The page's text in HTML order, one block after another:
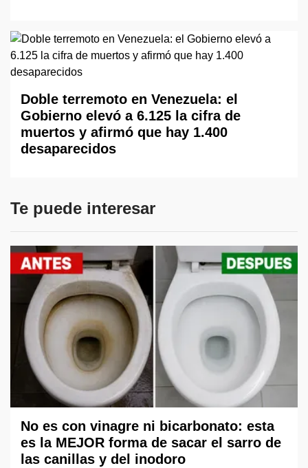
Doble terremoto en Venezuela: el
Gobierno elevó a 6.125 la cifra de
muertos y afirmó que hay 1.400
desaparecidos
Te puede interesar
No es con vinagre ni bicarbonato: esta
es la MEJOR forma de sacar el sarro de
las canillas y del inodoro